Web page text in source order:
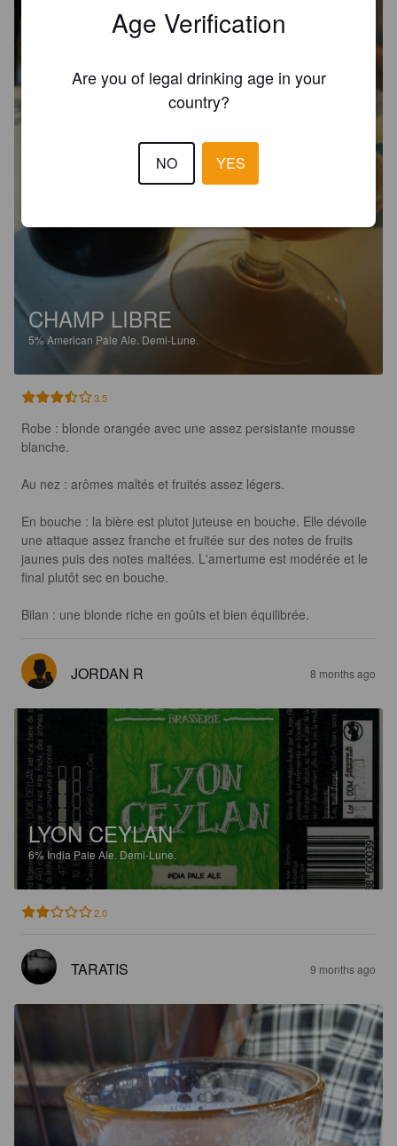
CHAMP LIBRE
5%American Pale Ale. Demi-Lune.
3.5
Robe : blonde orangée avec une assez persistante mousse
blanche.
Au nez : arômes maltés et fruités assez légers.
En bouche : la bière est plutot juteuse en bouche. Elle dévoile
une attaque assez franche et fruitée sur des notes de fruits
jaunes puis des notes maltées. L'amertume est modérée et le
final plutôt sec en bouche.
Bilan : une blonde riche en goûts et bien équilibrée.
JORDAN R 8 months ago
LYON CEYLAN
6%India Pale Ale. Demi-Lune.
2.0
TARATIS 9 months ago
Age Verification
Are you of legal drinking age in your
country?
NO YES